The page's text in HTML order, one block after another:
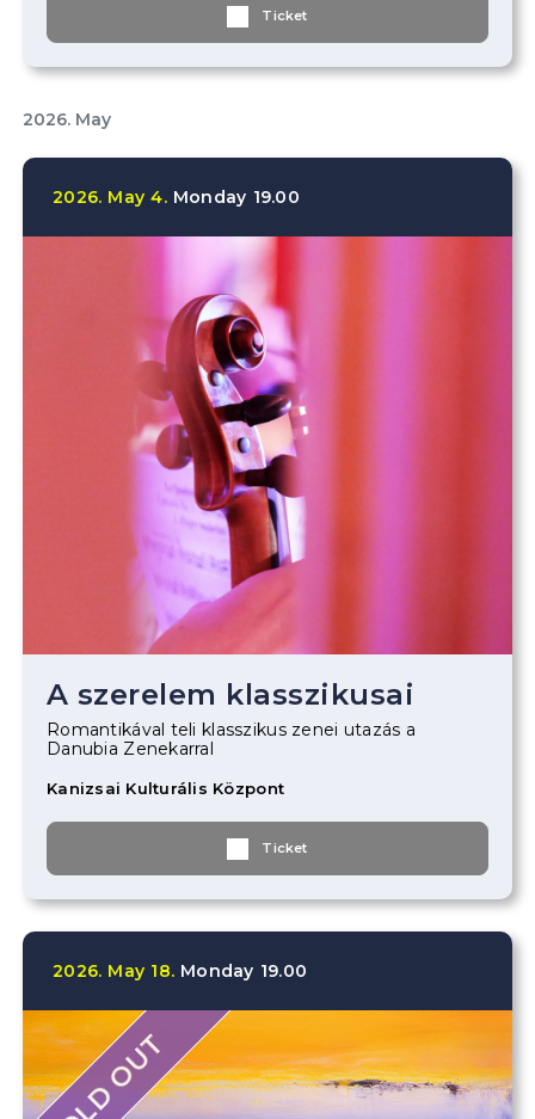
Ticket
2026. May
2026. May 4. Monday 19.00
A szerelem klasszikusai
Romantikával teli klasszikus zenei utazás a
Danubia Zenekarral
Kanizsai Kulturális Központ
Ticket
2026. May 18. Monday 19.00